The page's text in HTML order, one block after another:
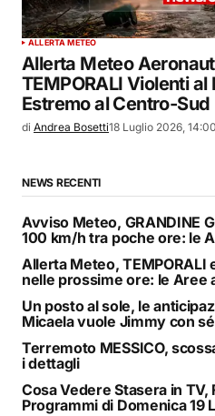
ALLERTA METEO
Allerta Meteo
TEMPORALI Violenti al
Estremo al Centro-Sud
di Andrea Bosetti18 Luglio 2026, 14:00
NEWS RECENTI
Avviso Meteo, GRANDINE
100 km/h tra poche ore: le
Allerta Meteo, TEMPORALI
nelle prossime ore: le Aree
Un posto al sole, le
Micaela vuole Jimmy con sé
Terremoto MESSICO,
i dettagli
Cosa Vedere Stasera in TV,
Programmi di Domenica 19